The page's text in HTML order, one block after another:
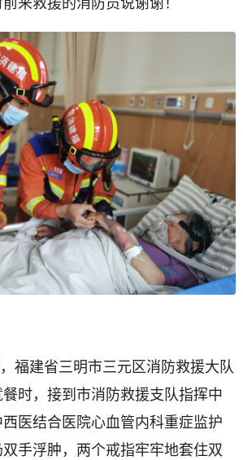
福建省三明市三元区消防救援大队
时，接到市消防救援支队指挥中
医结合医院心血管内科重症监护
手浮肿，两个戒指牢牢地套住双